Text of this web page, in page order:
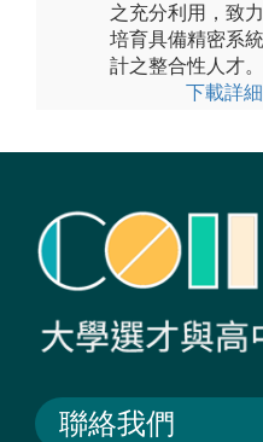
之充分利用，致
培育具備精密系
計之整合性人才。
下載詳
聯絡我們